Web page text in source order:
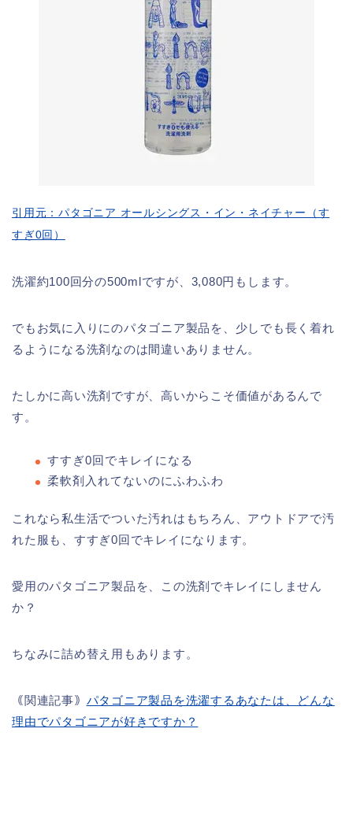
引用元：パタゴニア オールシングス・イン・ネイチャー（す
すぎ0回）
洗濯約100回分の500mlですが、3,080円もします。
でもお気に入りにのパタゴニア製品を、少しでも長く着れ
るようになる洗剤なのは間違いありません。
たしかに高い洗剤ですが、高いからこそ価値があるんで
す。
すすぎ0回でキレイになる
柔軟剤入れてないのにふわふわ
これなら私生活でついた汚れはもちろん、アウトドアで汚
れた服も、すすぎ0回でキレイになります。
愛用のパタゴニア製品を、この洗剤でキレイにしません
か？
ちなみに詰め替え用もあります。
｟関連記事｠ パタゴニア製品を洗濯するあなたは、どんな
理由でパタゴニアが好きですか？